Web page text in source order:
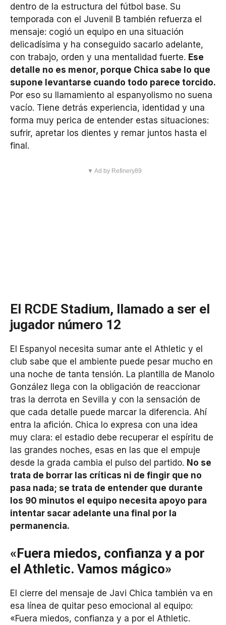
dentro de la estructura del fútbol base. Su
temporada con el Juvenil B también refuerza el
mensaje: cogió un equipo en una situación
delicadísima y ha conseguido sacarlo adelante,
con trabajo, orden y una mentalidad fuerte. Ese
detalle no es menor, porque Chica sabe lo que
supone levantarse cuando todo parece torcido.
Por eso su llamamiento al espanyolismo no suena
vacío. Tiene detrás experiencia, identidad y una
forma muy perica de entender estas situaciones:
sufrir, apretar los dientes y remar juntos hasta el
final.
▼ Ad by Refinery89
El RCDE Stadium, llamado a ser el
jugador número 12
El Espanyol necesita sumar ante el Athletic y el
club sabe que el ambiente puede pesar mucho en
una noche de tanta tensión. La plantilla de Manolo
González llega con la obligación de reaccionar
tras la derrota en Sevilla y con la sensación de
que cada detalle puede marcar la diferencia. Ahí
entra la afición. Chica lo expresa con una idea
muy clara: el estadio debe recuperar el espíritu de
las grandes noches, esas en las que el empuje
desde la grada cambia el pulso del partido. No se
trata de borrar las críticas ni de fingir que no
pasa nada; se trata de entender que durante
los 90 minutos el equipo necesita apoyo para
intentar sacar adelante una final por la
permanencia.
«Fuera miedos, confianza y a por
el Athletic. Vamos mágico»
El cierre del mensaje de Javi Chica también va en
esa línea de quitar peso emocional al equipo:
«Fuera miedos, confianza y a por el Athletic.